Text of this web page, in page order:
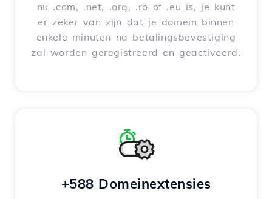
nu .com, .net, .org, .ro of .eu is, je kunt
er zeker van zijn dat je domein binnen
enkele minuten na betalingsbevestiging
zal worden geregistreerd en geactiveerd.
+588 Domeinextensies